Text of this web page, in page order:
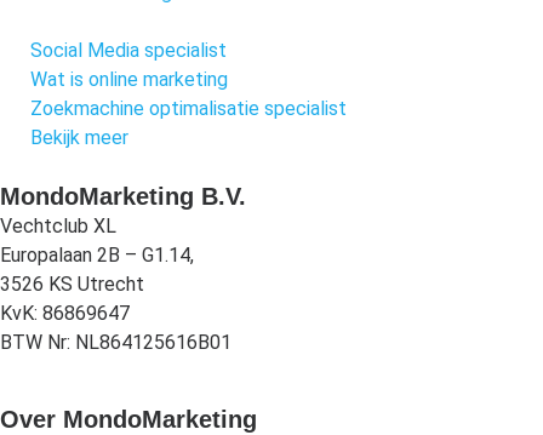
Social Media specialist
Wat is online marketing
Zoekmachine optimalisatie specialist
Bekijk meer
MondoMarketing B.V.
Vechtclub XL
Europalaan 2B – G1.14,
3526 KS Utrecht
KvK: 86869647
BTW Nr: NL864125616B01
Over MondoMarketing